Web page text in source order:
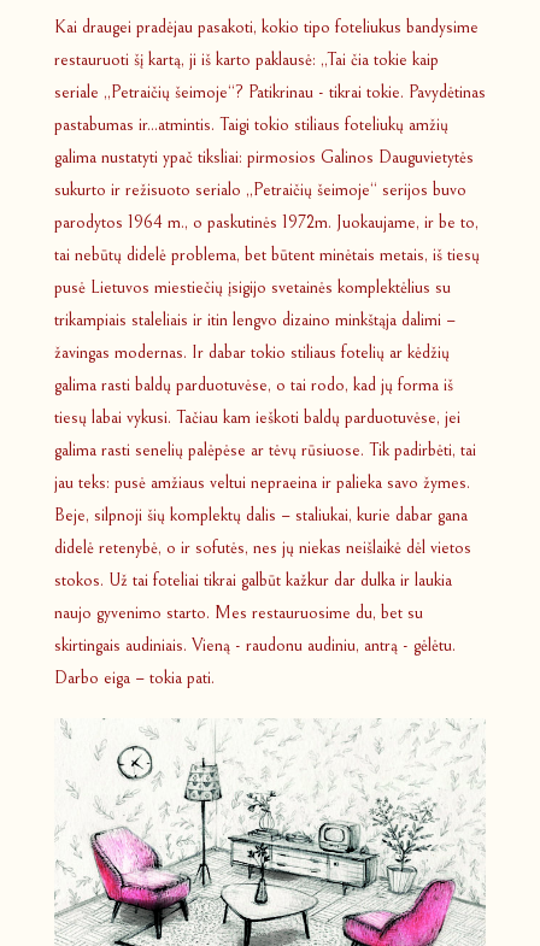
Kai draugei pradėjau pasakoti, kokio tipo foteliukus bandysime
restauruoti šį kartą, ji iš karto paklausė: „Tai čia tokie kaip
seriale „Petraičių šeimoje“? Patikrinau - tikrai tokie. Pavydėtinas
pastabumas ir...atmintis. Taigi tokio stiliaus foteliukų amžių
galima nustatyti ypač tiksliai: pirmosios Galinos Dauguvietytės
sukurto ir režisuoto serialo „Petraičių šeimoje“ serijos buvo
parodytos 1964 m., o paskutinės 1972m. Juokaujame, ir be to,
tai nebūtų didelė problema, bet būtent minėtais metais, iš tiesų
pusė Lietuvos miestiečių įsigijo svetainės komplektėlius su
trikampiais staleliais ir itin lengvo dizaino minkštąja dalimi –
žavingas modernas. Ir dabar tokio stiliaus fotelių ar kėdžių
galima rasti baldų parduotuvėse, o tai rodo, kad jų forma iš
tiesų labai vykusi. Tačiau kam ieškoti baldų parduotuvėse, jei
galima rasti senelių palėpėse ar tėvų rūsiuose. Tik padirbėti, tai
jau teks: pusė amžiaus veltui nepraeina ir palieka savo žymes.
Beje, silpnoji šių komplektų dalis – staliukai, kurie dabar gana
didelė retenybė, o ir sofutės, nes jų niekas neišlaikė dėl vietos
stokos. Už tai foteliai tikrai galbūt kažkur dar dulka ir laukia
naujo gyvenimo starto. Mes restauruosime du, bet su
skirtingais audiniais. Vieną - raudonu audiniu, antrą - gėlėtu.
Darbo eiga – tokia pati.